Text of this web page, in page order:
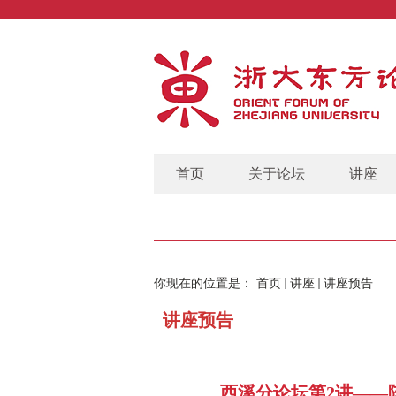
首页 关于论坛 讲座
你现在的位置是： 首页 讲座 讲座预告
讲座预告